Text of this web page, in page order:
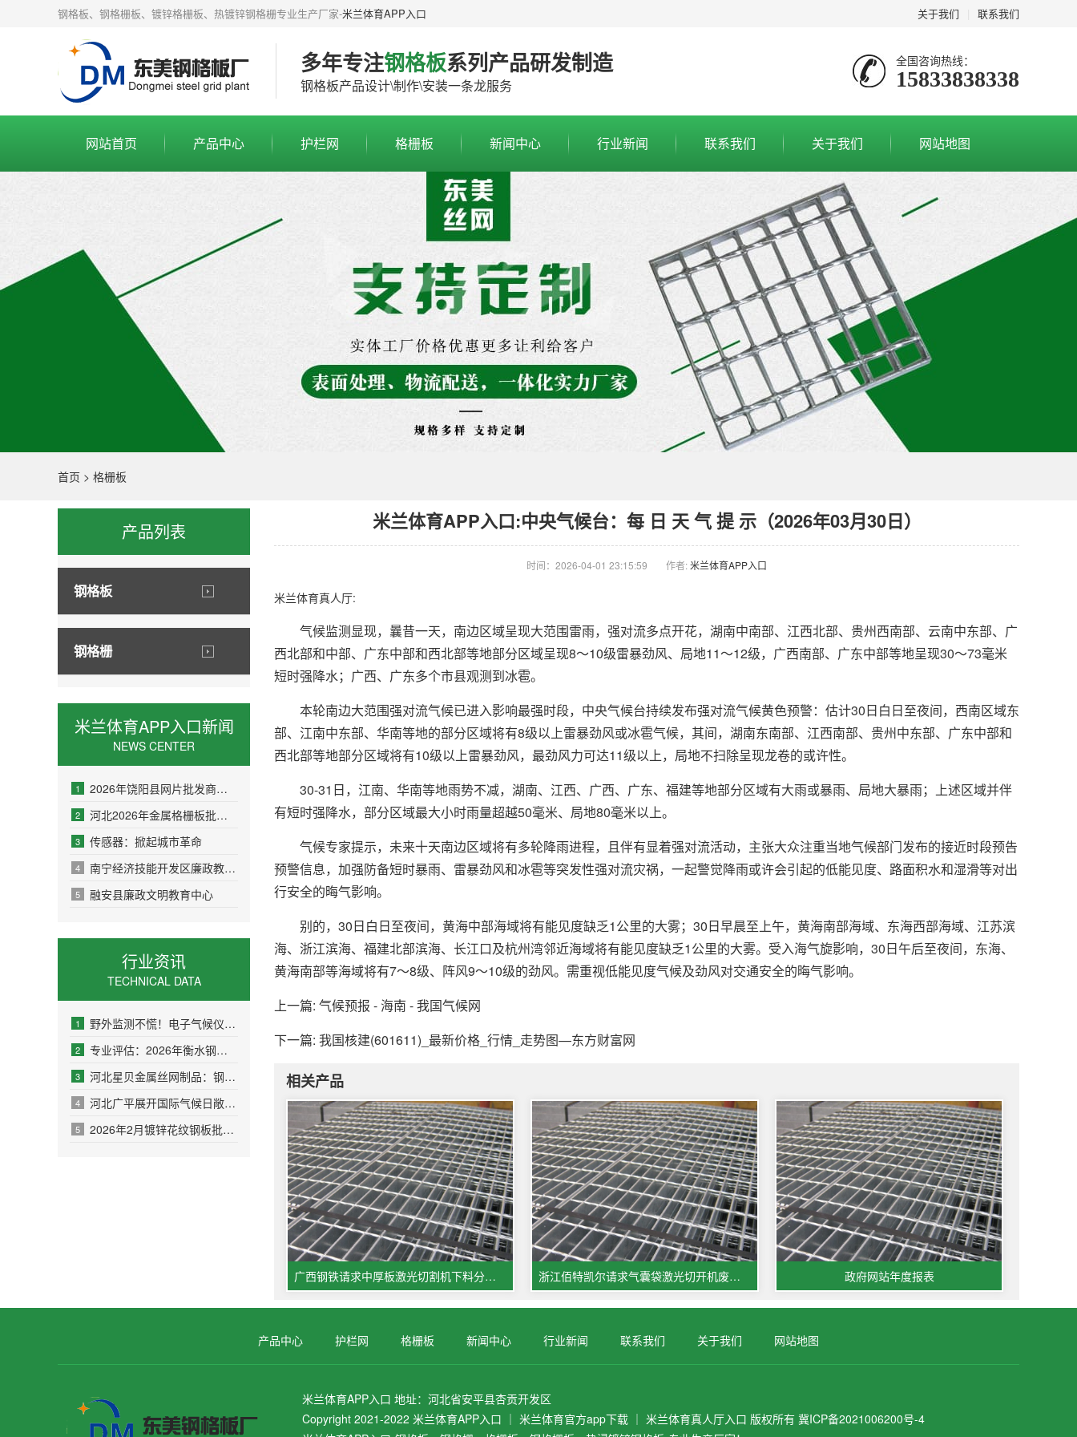
关于我们 联系我们
钢格板、钢格栅板、镀锌格栅板、热镀锌钢格栅专业生产厂家-米兰体育APP入口
多年专注钢格板系列产品研发制造
钢格板产品设计\制作\安装一条龙服务
全国咨询热线：
15833838338
网站首页 产品中心 护栏网 格栅板 新闻中心 行业新闻 联系我们 关于我们 网站地图
首页 > 格栅板
产品列表
钢格板
钢格栅
米兰体育APP入口新闻
NEWS CENTER
1 2026年饶阳县网片批发商业市场分析与口碑厂家推荐
2 河北2026年金属格栅板批发商考察：价格透明度与产品可靠性
3 传感器：掀起城市革命
4 南宁经济技能开发区廉政教育基地
5 融安县廉政文明教育中心
行业资讯
TECHNICAL DATA
1 野外监测不慌！电子气候仪续航才能实测
2 专业评估：2026年衡水钢格板优质供应商盘点
3 河北星贝金属丝网制品：钢格板领域的专业解决方案提供者
4 河北广平展开国际气候日敞开活动
5 2026年2月镀锌花纹钢板批发厂家哪家好？品质口碑双测+工业适配选型指南
米兰体育APP入口:中央气候台：每 日 天 气 提 示（2026年03月30日）
时间：2026-04-01 23:15:59 作者:米兰体育APP入口
米兰体育真人厅:
气候监测显现，曩昔一天，南边区域呈现大范围雷雨，强对流多点开花，湖南中南部、江西北部、贵州西南部、云南中东部、广
西北部和中部、广东中部和西北部等地部分区域呈现8～10级雷暴劲风、局地11～12级，广西南部、广东中部等地呈现30～73毫米
短时强降水；广西、广东多个市县观测到冰雹。
本轮南边大范围强对流气候已进入影响最强时段，中央气候台持续发布强对流气候黄色预警：估计30日白日至夜间，西南区域东
部、江南中东部、华南等地的部分区域将有8级以上雷暴劲风或冰雹气候，其间，湖南东南部、江西南部、贵州中东部、广东中部和
西北部等地部分区域将有10级以上雷暴劲风，最劲风力可达11级以上，局地不扫除呈现龙卷的或许性。
30-31日，江南、华南等地雨势不减，湖南、江西、广西、广东、福建等地部分区域有大雨或暴雨、局地大暴雨；上述区域并伴
有短时强降水，部分区域最大小时雨量超越50毫米、局地80毫米以上。
气候专家提示，未来十天南边区域将有多轮降雨进程，且伴有显着强对流活动，主张大众注重当地气候部门发布的接近时段预告
预警信息，加强防备短时暴雨、雷暴劲风和冰雹等突发性强对流灾祸，一起警觉降雨或许会引起的低能见度、路面积水和湿滑等对出
行安全的晦气影响。
别的，30日白日至夜间，黄海中部海域将有能见度缺乏1公里的大雾；30日早晨至上午，黄海南部海域、东海西部海域、江苏滨
海、浙江滨海、福建北部滨海、长江口及杭州湾邻近海域将有能见度缺乏1公里的大雾。受入海气旋影响，30日午后至夜间，东海、
黄海南部等海域将有7～8级、阵风9～10级的劲风。需重视低能见度气候及劲风对交通安全的晦气影响。
上一篇: 气候预报 - 海南 - 我国气候网
下一篇: 我国核建(601611)_最新价格_行情_走势图—东方财富网
相关产品
广西钢铁请求中厚板激光切割机下料分拣体系及办法专利能够在必定程度上完结中厚板激光切割机下料的主动分拣 浙江佰特凯尔请求气囊袋激光切开机废气处理设备专利完成废气的高效安稳净化与资源循环使用 政府网站年度报表
产品中心 护栏网 格栅板 新闻中心 行业新闻 联系我们 关于我们 网站地图
米兰体育APP入口 地址： 河北省安平县杏贡开发区
Copyright 2021-2022 米兰体育APP入口 ｜ 米兰体育官方app下载 ｜ 米兰体育真人厅入口 版权所有 冀ICP备2021006200号-4